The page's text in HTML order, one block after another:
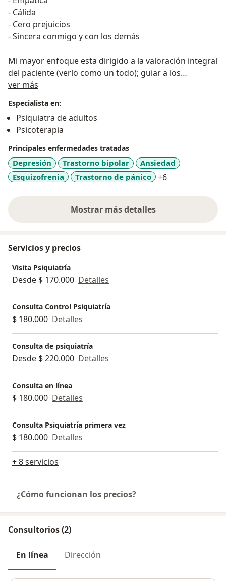
- Cálida
- Cero prejuicios
- Sincera conmigo y con los demás
Mi mayor enfoque esta dirigido a la valoración integral
del paciente (verlo como un todo); guiar a los
pacientes a encontrar el equilibrio y su adaptación al
psicofarmacología (si se requiere), brindarles
información sobre lo que esta sucediendo para que
entiendan qué les pasa y qué acciones se puede tomar
para mejorar; teniendo como objetivo principal
recuperar la calidad de vida de mi paciente.
ver más
Especialista en:
Psiquiatra de adultos
Psicoterapia
Principales enfermedades tratadas
Depresión Trastorno bipolar
Ansiedad
Esquizofrenia
Trastorno de pánico +6
Mostrar más detalles
sobre la experiencia
Servicios y precios
Visita Psiquiatría
Desde $ 170.000 Detalles
Consulta Control Psiquiatría
$ 180.000 Detalles
Consulta de psiquiatría
Desde $ 220.000 Detalles
Consulta en línea
$ 180.000 Detalles
Consulta Psiquiatría primera vez
$ 180.000 Detalles
+ 8 servicios
¿Cómo funcionan los precios?
Consultorios (2)
En línea Dirección